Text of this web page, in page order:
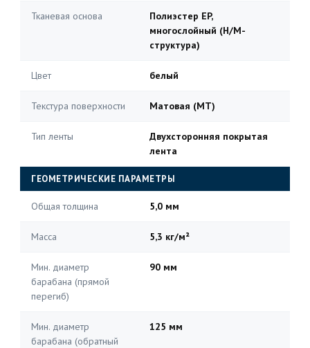
Тканевая основа
Полиэстер EP,
многослойный (H/M-
структура)
Цвет белый
Текстура поверхности Матовая (MT)
Тип ленты
Двухсторонняя покрытая
лента
ГЕОМЕТРИЧЕСКИЕ ПАРАМЕТРЫ
Общая толщина 5,0 мм
Масса 5,3 кг/м²
Мин. диаметр
барабана (прямой
перегиб)
90 мм
Мин. диаметр
барабана (обратный
125 мм